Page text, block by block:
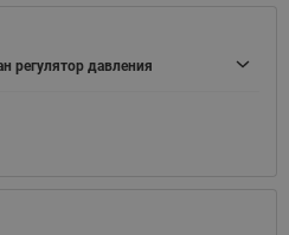
регулятор давления